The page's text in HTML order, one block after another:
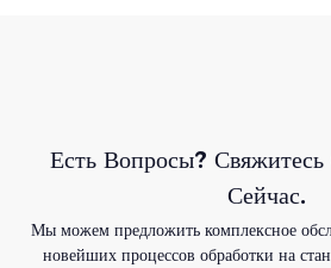
Есть Вопросы?
Сейчас.
Мы можем предложить комплексное
новейших процессов обработки на